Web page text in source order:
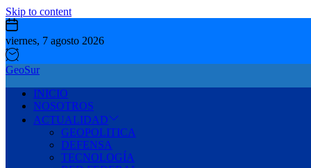
Skip to content
viernes, 7 agosto 2026
GeoSur
INICIO
NOSOTROS
ACTUALIDAD
GEOPOLITICA
DEFENSA
TECNOLOGÍA